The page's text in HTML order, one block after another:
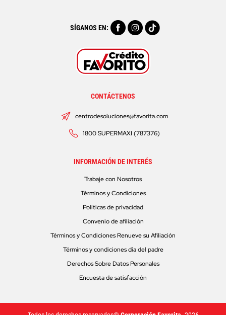
SÍGANOS EN:
CONTÁCTENOS
centrodesoluciones@favorita.com
1800 SUPERMAXI (787376)
INFORMACIÓN DE INTERÉS
Trabaje con Nosotros
Términos y Condiciones
Políticas de privacidad
Convenio de afiliación
Términos y Condiciones Renueve su Afiliación
Términos y condiciones día del padre
Derechos Sobre Datos Personales
Encuesta de satisfacción